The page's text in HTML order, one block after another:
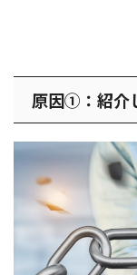
原因①：紹介